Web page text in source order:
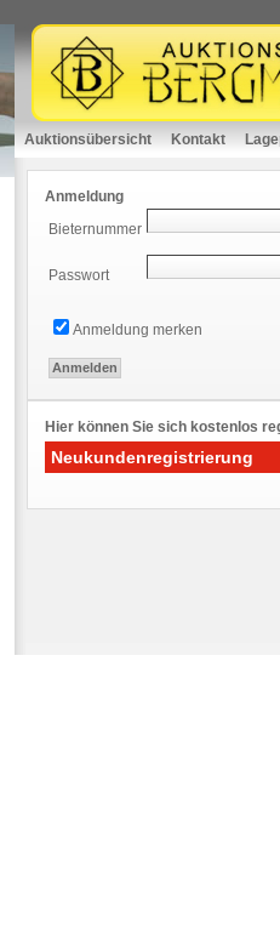
Auktionsübersicht Kontakt
Anmeldung
Bieternummer
Passwort
Anmeldung merken
Hier können Sie sich kostenlos
Neukundenregistrierung